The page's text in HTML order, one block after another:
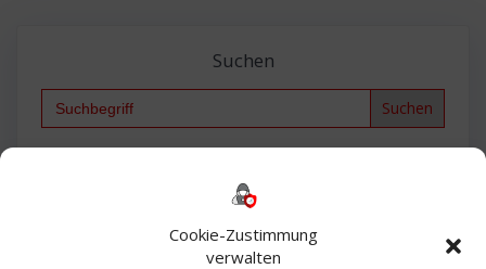
Cookie-Zustimmung
verwalten
Suchen
Search
Bautagebuch
Exchange firewall Fritzbox
Microsoft